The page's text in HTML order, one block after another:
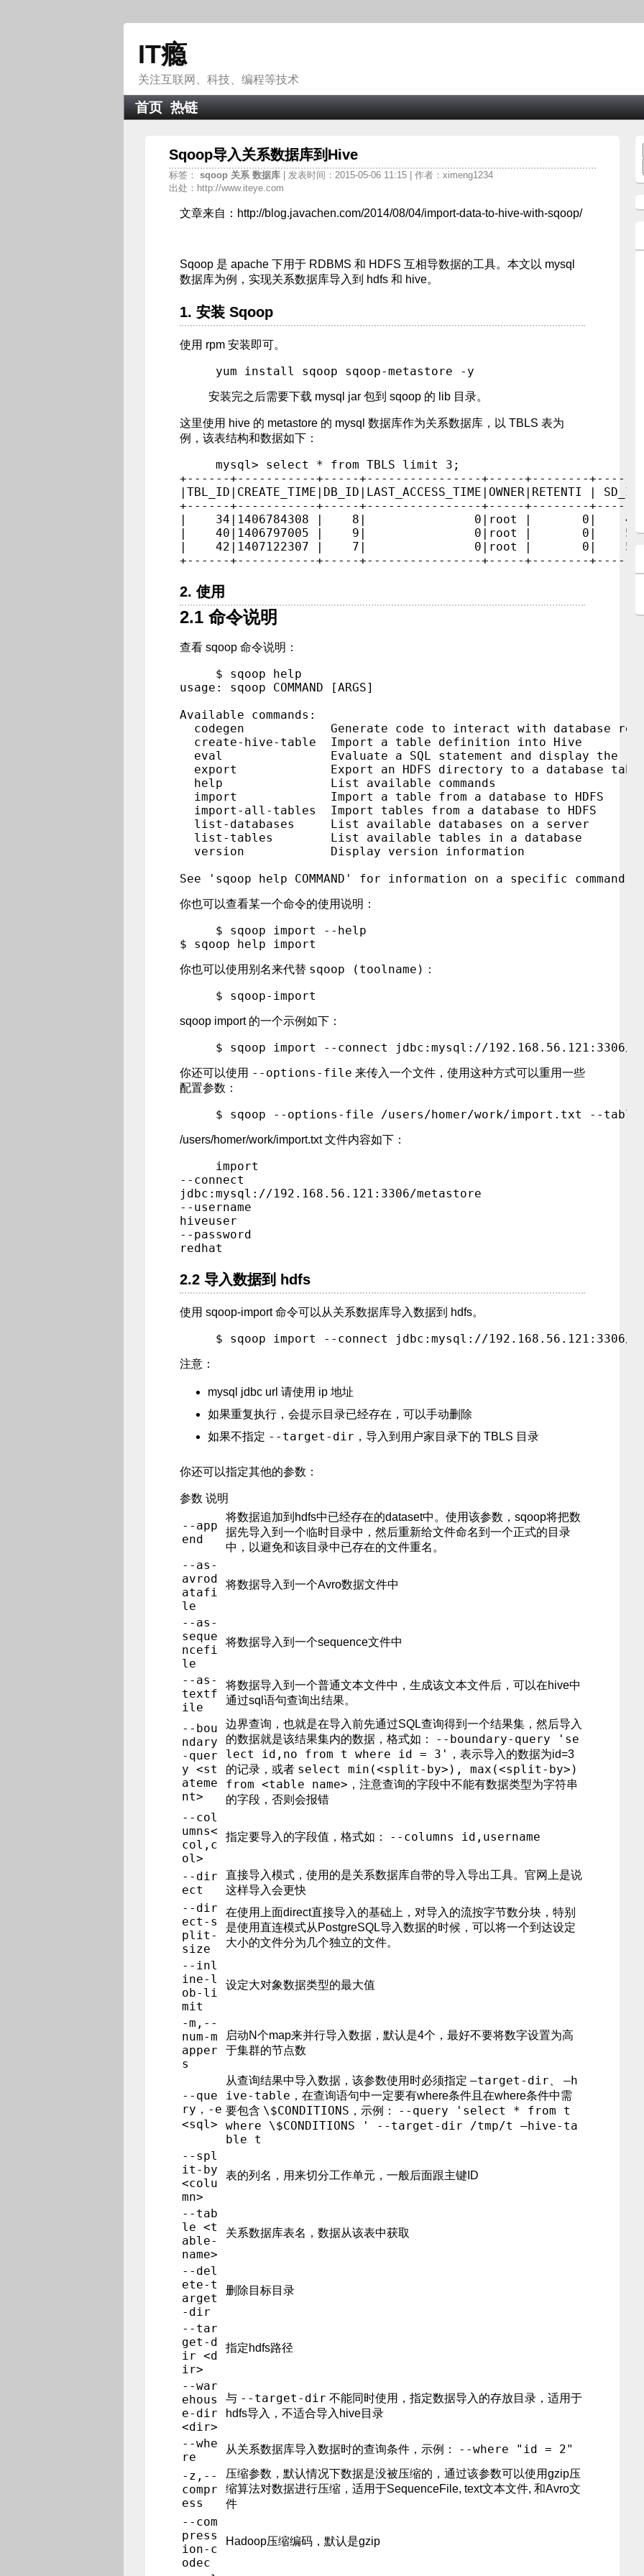
IT瘾
关注互联网、科技、编程等技术
首页 热链
Sqoop导入关系数据库到Hive
标签： sqoop 关系 数据库
| 发表时间：2015-05-06 11:15 | 作者：ximeng1234
出处：http://www.iteye.com
文章来自：http://blog.javachen.com/2014/08/04/import-data-to-hive-with-sqoop/
Sqoop 是 apache 下用于 RDBMS 和 HDFS 互相导数据的工具。本文以 mysql
数据库为例，实现关系数据库导入到 hdfs 和 hive。
1. 安装 Sqoop
使用 rpm 安装即可。
安装完之后需要下载 mysql jar 包到 sqoop 的 lib 目录。
这里使用 hive 的 metastore 的 mysql 数据库作为关系数据库，以 TBLS 表为
例，该表结构和数据如下：
mysql> select * from TBLS limit 3;
+------+-----------+-----+----------------+-----+--------
|TBL_ID|CREATE_TIME|DB_ID|LAST_ACCESS_TIME|OWNER|RETENTI |
+------+-----------+-----+----------------+-----+--------
|    34|1406784308 |    8|               0|root |       0|    45|
|    40|1406797005 |    9|               0|root |       0|    52|
|    42|1407122307 |    7|               0|root |       0|    59|
2. 使用
2.1 命令说明
查看 sqoop 命令说明：
$ sqoop help
usage: sqoop COMMAND [ARGS]
Available commands:
codegen            Generate code to interact with database
  create-hive-table  Import a table definition into Hive
eval               Evaluate a SQL statement and display the
  export             Export an HDFS directory to a database table
  help               List available commands
  import             Import a table from a database to HDFS
  import-all-tables  Import tables from a database to HDFS
  list-databases     List available databases on a server
  list-tables        List available tables in a database
  version            Display version information
你也可以查看某一个命令的使用说明：
$ sqoop import --help
你也可以使用别名来代替 sqoop (toolname) ：
sqoop import 的一个示例如下：
你还可以使用 --options-file 来传入一个文件，使用这种方式可以重用一些
配置参数：
/users/homer/work/import.txt 文件内容如下：
import
--connect
jdbc:mysql://192.168.56.121:3306/metastore
--username
hiveuser
--password
2.2 导入数据到 hdfs
使用 sqoop-import 命令可以从关系数据库导入数据到 hdfs。
注意：
mysql jdbc url 请使用 ip 地址
如果重复执行，会提示目录已经存在，可以手动删除
如果不指定 --target-dir ，导入到用户家目录下的 TBLS 目录
你还可以指定其他的参数：
参数 说明
--app
end
将数据追加到hdfs中已经存在的dataset中。使用该参数，sqoop将把数
据先导入到一个临时目录中，然后重新给文件命名到一个正式的目录
中，以避免和该目录中已存在的文件重名。
--as-
avrod
atafi
le
将数据导入到一个Avro数据文件中
--as-
seque
ncefi
le
将数据导入到一个sequence文件中
--as-
textf
ile
将数据导入到一个普通文本文件中，生成该文本文件后，可以在hive中
通过sql语句查询出结果。
--bou
ndary
-quer
y <st
ateme
nt>
边界查询，也就是在导入前先通过SQL查询得到一个结果集，然后导入
的数据就是该结果集内的数据，格式如：
--boundary-query 'se
lect id,no from t where id = 3'
，表示导入的数据为id=3
的记录，或者 select min(<split-by>), max(<split-by>)
from <table name> ，注意查询的字段中不能有数据类型为字符串
的字段，否则会报错
--col
umns<
col,c
ol>
指定要导入的字段值，格式如： --columns id,username
--dir
ect
直接导入模式，使用的是关系数据库自带的导入导出工具。官网上是说
这样导入会更快
--dir
ect-s
plit-
size
在使用上面direct直接导入的基础上，对导入的流按字节数分块，特别
是使用直连模式从PostgreSQL导入数据的时候，可以将一个到达设定
大小的文件分为几个独立的文件。
--inl
ine-l
ob-li
mit
设定大对象数据类型的最大值
-m,--
num-m
apper
s
启动N个map来并行导入数据，默认是4个，最好不要将数字设置为高
于集群的节点数
--que
ry，-e
<sql>
从查询结果中导入数据，该参数使用时必须指定 –target-dir
–h
ive-table ，在查询语句中一定要有where条件且在where条件中需
要包含 \$CONDITIONS ，示例：
--query 'select * from t
where \$CONDITIONS ' --target-dir /tmp/t –hive-ta
ble t
--spl
it-by
<colu
mn>
表的列名，用来切分工作单元，一般后面跟主键ID
--tab
le <t
able-
name>
关系数据库表名，数据从该表中获取
--del
ete-t
arget
-dir
删除目标目录
--tar
get-d
ir <d
ir>
指定hdfs路径
--war
ehous
e-dir
<dir>
与 --target-dir 不能同时使用，指定数据导入的存放目录，适用于
hdfs导入，不适合导入hive目录
--whe
re
从关系数据库导入数据时的查询条件，示例：
--where "id = 2"
-z,--
compr
ess
压缩参数，默认情况下数据是没被压缩的，通过该参数可以使用gzip压
缩算法对数据进行压缩，适用于SequenceFile, text文本文件, 和Avro文
件
--com
press
ion-c
odec
Hadoop压缩编码，默认是gzip